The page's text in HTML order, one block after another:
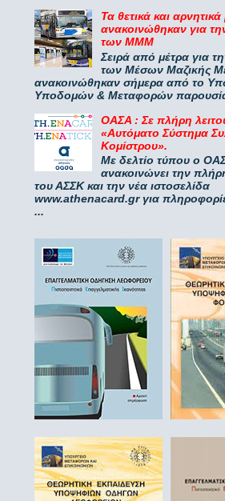
Τα θετικά και
ανακοινώθηκαν για
των ΜΜΜ
Σειρά από μέτρα για
των Μέσων Μαζικής
ανακοινώθηκαν σήμερα από το
Υποδομών & Μεταφορών
ΟΑΣΑ : Σε πλήρη
«Αυτόματο Σύστημα
Κομίστρου».
Με δελτίο τύπου ο
ανακοινώνει την
του ΑΣΣΚ και την νέα ιστοσελίδα
www.athenacard.gr για
...